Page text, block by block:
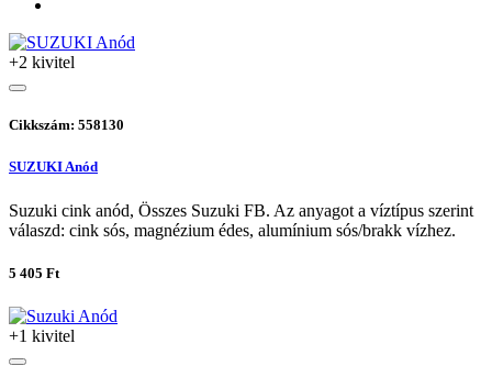
+2 kivitel
Cikkszám: 558130
SUZUKI Anód
Suzuki cink anód, Összes Suzuki FB. Az anyagot a víztípus szerint
válaszd: cink sós, magnézium édes, alumínium sós/brakk vízhez.
5 405 Ft
+1 kivitel